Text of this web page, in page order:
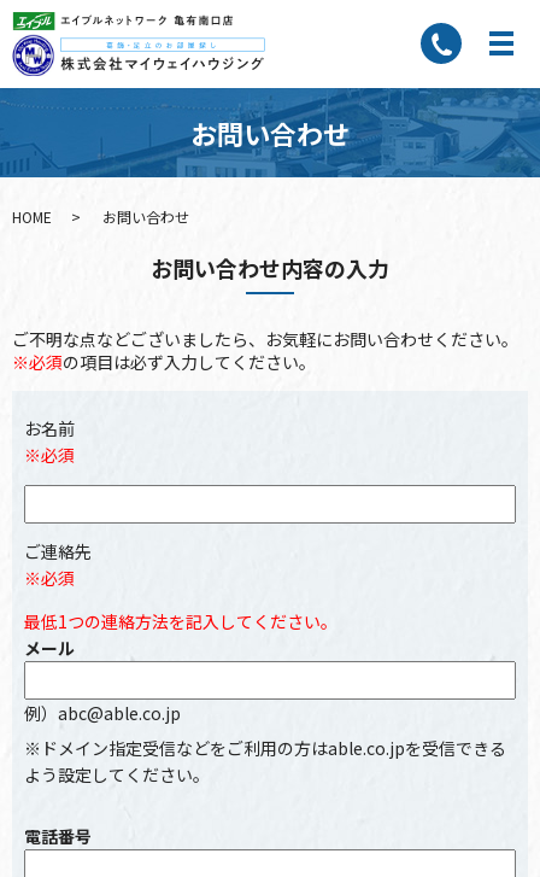
お問い合わせ
HOME お問い合わせ
お問い合わせ内容の入力
ご不明な点などございましたら、お気軽にお問い合わせください。
※必須の項目は必ず入力してください。
お名前
※必須
ご連絡先
※必須
最低1つの連絡方法を記入してください。
メール
例）abc@able.co.jp
※ドメイン指定受信などをご利用の方はable.co.jpを受信できる
よう設定してください。
電話番号